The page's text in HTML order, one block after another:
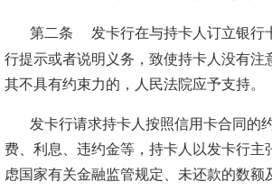
第二条
发卡行在与持卡人订立银行
行提示或者说明义务，致使持卡人没有
其不具有约束力的，人民法院应予支持。
发卡行请求持卡人按照信用卡合同的
费、利息、违约金等，持卡人以发卡行
虑国家有关金融监管规定、未还款的数